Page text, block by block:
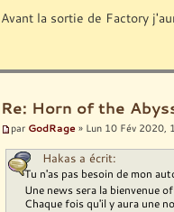
Avant la sortie de Factory
Re: Horn of the
par GodRage » Lun 10 Fév 2020,
Hakas a écrit:
Tu n'as pas besoin de mon
Une news sera la bienvenue
Chaque fois qu'il y aura une